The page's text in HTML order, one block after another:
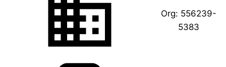
Org: 556239-
5383